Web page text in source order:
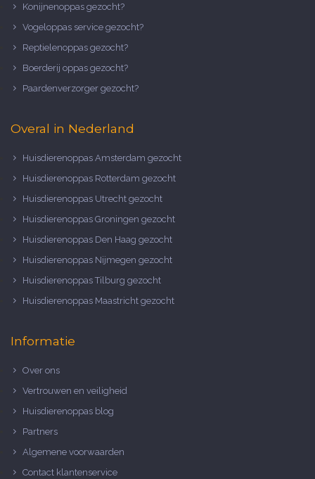
Konijnenoppas gezocht?
Vogeloppas service gezocht?
Reptielenoppas gezocht?
Boerderij oppas gezocht?
Paardenverzorger gezocht?
Overal in Nederland
Huisdierenoppas Amsterdam gezocht
Huisdierenoppas Rotterdam gezocht
Huisdierenoppas Utrecht gezocht
Huisdierenoppas Groningen gezocht
Huisdierenoppas Den Haag gezocht
Huisdierenoppas Nijmegen gezocht
Huisdierenoppas Tilburg gezocht
Huisdierenoppas Maastricht gezocht
Informatie
Over ons
Vertrouwen en veiligheid
Huisdierenoppas blog
Partners
Algemene voorwaarden
Contact klantenservice